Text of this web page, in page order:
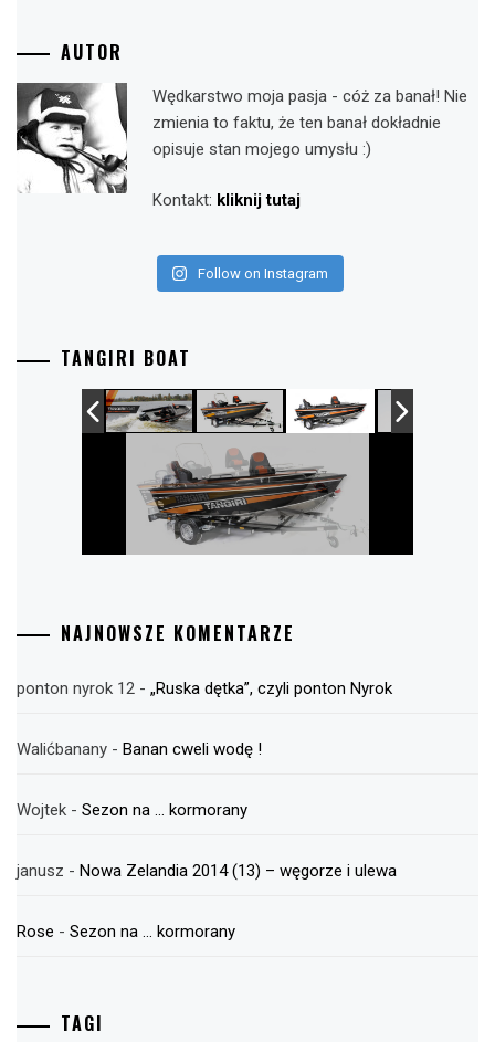
AUTOR
Wędkarstwo moja pasja - cóż za banał! Nie
zmienia to faktu, że ten banał dokładnie
opisuje stan mojego umysłu :)
Kontakt: kliknij tutaj
Follow on Instagram
TANGIRI BOAT
NAJNOWSZE KOMENTARZE
ponton nyrok 12 - „Ruska dętka”, czyli ponton Nyrok
Walićbanany - Banan cweli wodę !
Wojtek - Sezon na … kormorany
janusz - Nowa Zelandia 2014 (13) – węgorze i ulewa
Rose - Sezon na … kormorany
TAGI